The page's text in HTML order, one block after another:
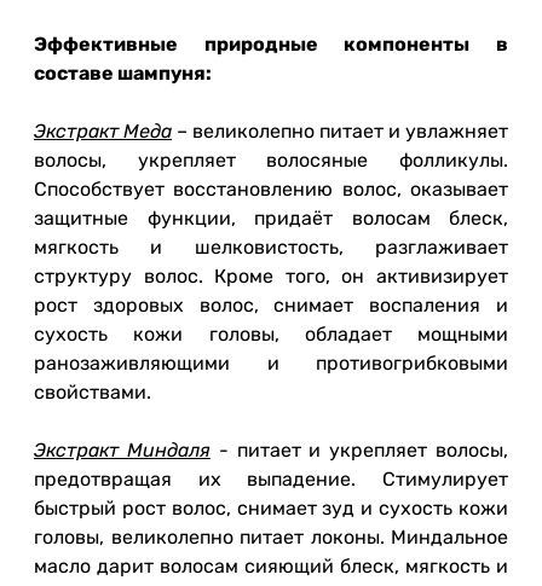
Эффективные природные компоненты в
составе шампуня:
Экстракт Меда – великолепно питает и увлажняет
волосы, укрепляет волосяные фолликулы.
Способствует восстановлению волос, оказывает
защитные функции, придаёт волосам блеск,
мягкость и шелковистость, разглаживает
структуру волос. Кроме того, он активизирует
рост здоровых волос, снимает воспаления и
сухость кожи головы, обладает мощными
ранозаживляющими и противогрибковыми
свойствами.
Экстракт Миндаля- питает и укрепляет волосы,
предотвращая их выпадение. Стимулирует
быстрый рост волос, снимает зуд и сухость кожи
головы, великолепно питает локоны. Миндальное
масло дарит волосам сияющий блеск, мягкость и